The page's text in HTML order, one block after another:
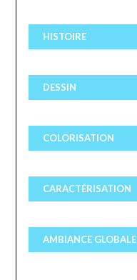
HISTOIRE
DESSIN
COLORISATION
CARACTÉRISATION
AMBIANCE GLOBALE